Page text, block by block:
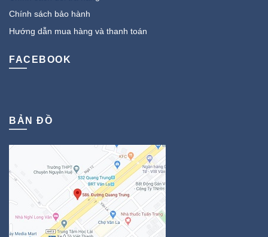
Chính sách bảo hành
Hướng dẫn mua hàng và thanh toán
FACEBOOK
BẢN ĐỒ